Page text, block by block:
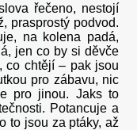
řečeno, nestojí
prasprostý podvod.
na kolena padá,
jen co by si děvče
co chtějí – pak jsou
pro zábavu, nic
pro jinou. Jaks to
Potancuje a
to jsou za ptáky, až